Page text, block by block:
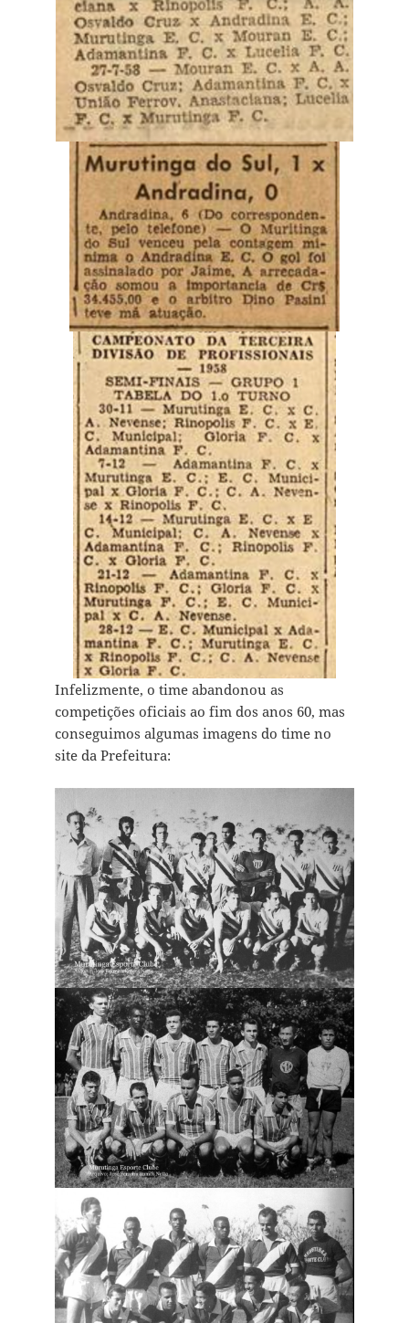
Infelizmente, o time abandonou as
competições oficiais ao fim dos anos 60, mas
conseguimos algumas imagens do time no
site da Prefeitura: